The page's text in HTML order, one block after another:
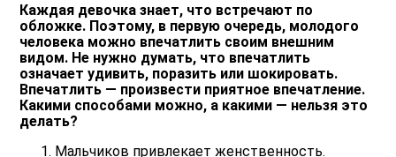
Каждая девочка знает, что встречают по
обложке. Поэтому, в первую очередь, молодого
человека можно впечатлить своим внешним
видом. Не нужно думать, что впечатлить
означает удивить, поразить или шокировать.
Впечатлить — произвести приятное впечатление.
Какими способами можно, а какими — нельзя это
делать?
Мальчиков привлекает женственность.